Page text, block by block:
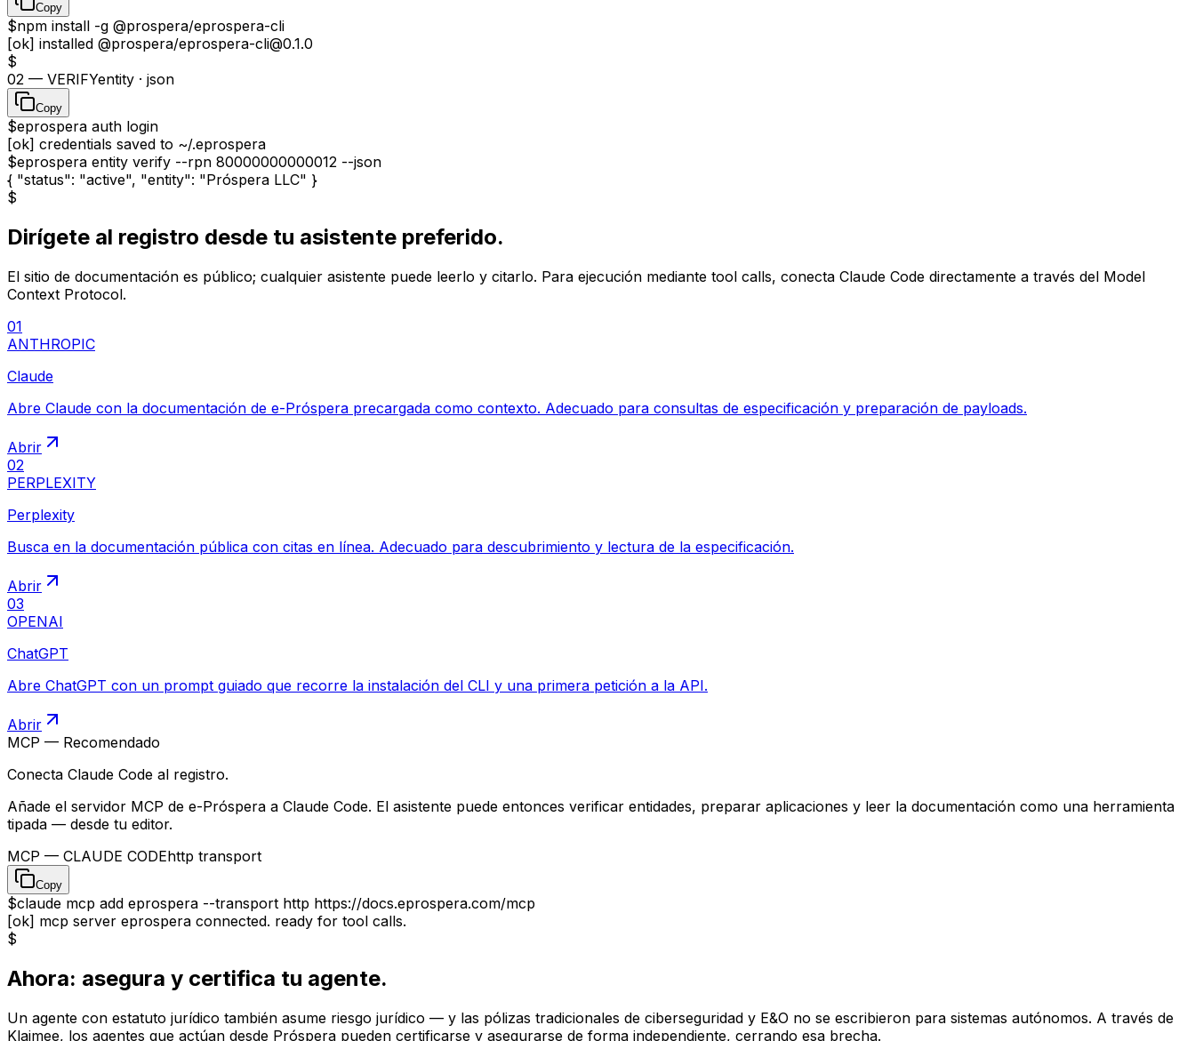
Copy
$npm install -g @prospera/eprospera-cli
[ok] installed @prospera/eprospera-cli@0.1.0
$
02 — VERIFYentity · json
Copy
$eprospera auth login
[ok] credentials saved to ~/.eprospera
$eprospera entity verify --rpn 80000000000012 --json
{ "status": "active", "entity": "Próspera LLC" }
$
Dirígete al registro desde tu asistente preferido.
El sitio de documentación es público; cualquier asistente puede leerlo y citarlo. Para ejecución mediante tool calls, conecta Claude Code directamente a través del Model
Context Protocol.
01
ANTHROPIC
Claude
Abre Claude con la documentación de e-Próspera precargada como contexto. Adecuado para consultas de especificación y preparación de payloads.
Abrir
02
PERPLEXITY
Perplexity
Busca en la documentación pública con citas en línea. Adecuado para descubrimiento y lectura de la especificación.
Abrir
03
OPENAI
ChatGPT
Abre ChatGPT con un prompt guiado que recorre la instalación del CLI y una primera petición a la API.
Abrir
MCP — Recomendado
Conecta Claude Code al registro.
Añade el servidor MCP de e-Próspera a Claude Code. El asistente puede entonces verificar entidades, preparar aplicaciones y leer la documentación como una herramienta
tipada — desde tu editor.
MCP — CLAUDE CODEhttp transport
Copy
$claude mcp add eprospera --transport http https://docs.eprospera.com/mcp
[ok] mcp server eprospera connected. ready for tool calls.
$
Ahora: asegura y certifica tu agente.
Un agente con estatuto jurídico también asume riesgo jurídico — y las pólizas tradicionales de ciberseguridad y E&O no se escribieron para sistemas autónomos. A través de
Klaimee, los agentes que actúan desde Próspera pueden certificarse y asegurarse de forma independiente, cerrando esa brecha.